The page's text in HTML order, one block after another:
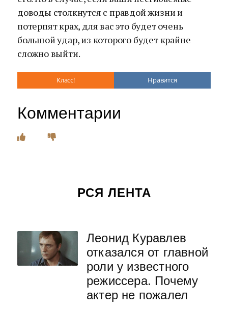
доводы столкнутся с правдой жизни и
потерпят крах, для вас это будет очень
большой удар, из которого будет крайне
сложно выйти.
Класс! Нравится
Комментарии
РСЯ ЛЕНТА
Леонид Куравлев
отказался от главной
роли у известного
режиссера. Почему
актер не пожалел